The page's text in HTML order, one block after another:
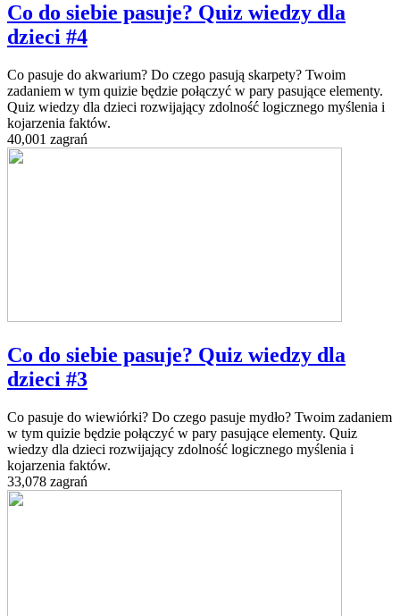
Co do siebie pasuje? Quiz wiedzy dla
dzieci #4
Co pasuje do akwarium? Do czego pasują skarpety? Twoim
zadaniem w tym quizie będzie połączyć w pary pasujące elementy.
Quiz wiedzy dla dzieci rozwijający zdolność logicznego myślenia i
kojarzenia faktów.
40,001 zagrań
Co do siebie pasuje? Quiz wiedzy dla
dzieci #3
Co pasuje do wiewiórki? Do czego pasuje mydło? Twoim zadaniem
w tym quizie będzie połączyć w pary pasujące elementy. Quiz
wiedzy dla dzieci rozwijający zdolność logicznego myślenia i
kojarzenia faktów.
33,078 zagrań